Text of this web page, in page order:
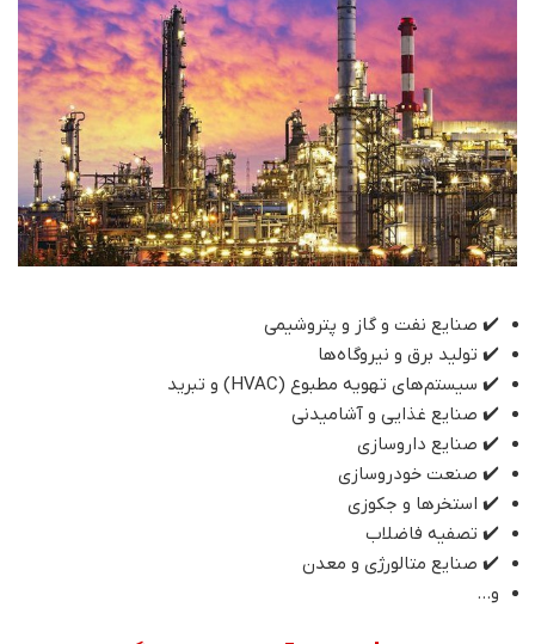
✔️ صنایع نفت و گاز و پتروشیمی
✔️ تولید برق و نیروگاه‌ها
✔️ سیستم‌های تهویه مطبوع (HVAC) و تبرید
✔️ صنایع غذایی و آشامیدنی
✔️ صنایع داروسازی
✔️ صنعت خودروسازی
✔️ استخرها و جکوزی
✔️ تصفیه فاضلاب
✔️ صنایع متالورژی و معدن
و...